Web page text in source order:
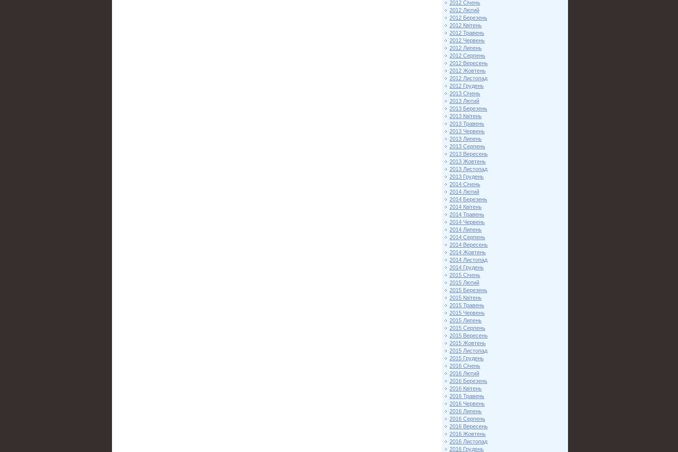
2012 Січень
2012 Лютий
2012 Березень
2012 Квітень
2012 Травень
2012 Червень
2012 Липень
2012 Серпень
2012 Вересень
2012 Жовтень
2012 Листопад
2012 Грудень
2013 Січень
2013 Лютий
2013 Березень
2013 Квітень
2013 Травень
2013 Червень
2013 Липень
2013 Серпень
2013 Вересень
2013 Жовтень
2013 Листопад
2013 Грудень
2014 Січень
2014 Лютий
2014 Березень
2014 Квітень
2014 Травень
2014 Червень
2014 Липень
2014 Серпень
2014 Вересень
2014 Жовтень
2014 Листопад
2014 Грудень
2015 Січень
2015 Лютий
2015 Березень
2015 Квітень
2015 Травень
2015 Червень
2015 Липень
2015 Серпень
2015 Вересень
2015 Жовтень
2015 Листопад
2015 Грудень
2016 Січень
2016 Лютий
2016 Березень
2016 Квітень
2016 Травень
2016 Червень
2016 Липень
2016 Серпень
2016 Вересень
2016 Жовтень
2016 Листопад
2016 Грудень